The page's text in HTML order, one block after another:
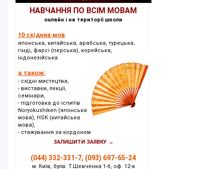
НАВЧАННЯ ПО ВСІМ МОВАМ
онлайн і на території школи
10 східних мов:
японська, китайська, арабська, турецька,
гінді, фарсі (перська), корейська,
індонезійська.
а також:
- східні мистецтва,
- виставки, лекції,
семінари,
- підготовка до іспитів
Noryokushiken (японська
мова), HSK (китайська
мова),
- стажування за кордоном
ЗАЛИШИТИ ЗАЯВКУ →
(044) 332-331-7, (093) 697-65-24
м. Київ, булв. Т.Шевченка 1-б, оф. 12-а